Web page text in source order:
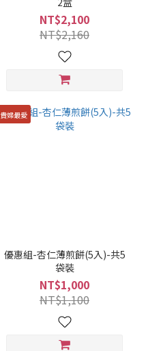
NT$2,100
NT$2,160
貴婦最愛
優惠組-杏仁薄煎餅(5入)-共5
袋裝
NT$1,000
NT$1,100